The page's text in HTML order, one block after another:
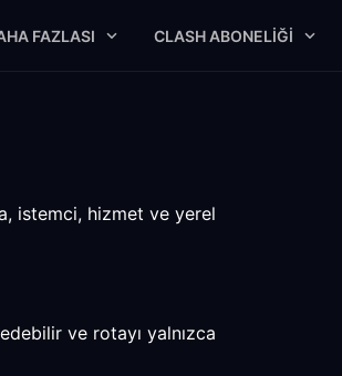
FAZLASI CLASH ABONELIĞI
istemci, hizmet ve yerel
ve rotayı yalnızca